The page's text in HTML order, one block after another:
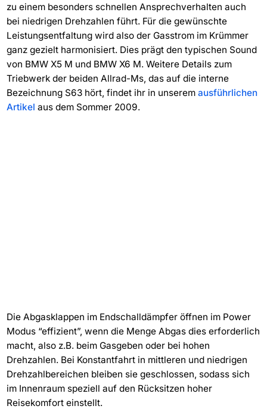
zu einem besonders schnellen Ansprechverhalten auch
bei niedrigen Drehzahlen führt. Für die gewünschte
Leistungsentfaltung wird also der Gasstrom im Krümmer
ganz gezielt harmonisiert. Dies prägt den typischen Sound
von BMW X5 M und BMW X6 M. Weitere Details zum
Triebwerk der beiden Allrad-Ms, das auf die interne
Bezeichnung S63 hört, findet ihr in unserem ausführlichen
Artikel aus dem Sommer 2009.
Die Abgasklappen im Endschalldämpfer öffnen im Power
Modus “effizient”, wenn die Menge Abgas dies erforderlich
macht, also z.B. beim Gasgeben oder bei hohen
Drehzahlen. Bei Konstantfahrt in mittleren und niedrigen
Drehzahlbereichen bleiben sie geschlossen, sodass sich
im Innenraum speziell auf den Rücksitzen hoher
Reisekomfort einstellt.